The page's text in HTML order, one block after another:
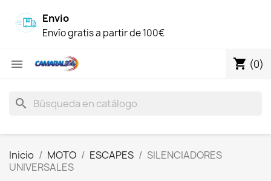
Envio
Envío gratis a partir de 100€
 shopping_cart (0)
search
Inicio MOTO ESCAPES
SILENCIADORES
UNIVERSALES